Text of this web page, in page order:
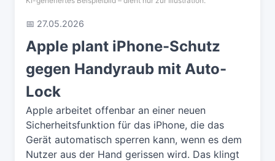
📅 27.05.2026
Apple plant iPhone-Schutz
gegen Handyraub mit Auto-
Lock
Apple arbeitet offenbar an einer neuen
Sicherheitsfunktion für das iPhone, die das
Gerät automatisch sperren kann, wenn es dem
Nutzer aus der Hand gerissen wird. Das klingt